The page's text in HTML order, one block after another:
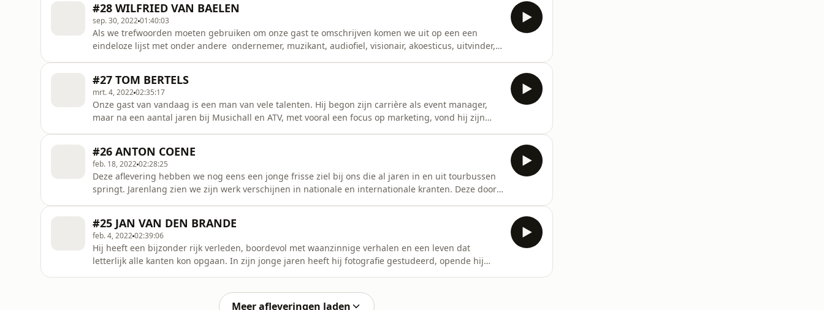
#28 WILFRIED VAN BAELEN
sep. 30, 202201:40:03
Als we trefwoorden moeten gebruiken om onze gast te omschrijven komen we uit op een een
eindeloze lijst met onder andere ondernemer, muzikant, audiofiel, visionair, akoesticus, uitvinder,
producer op meer dan 20
#27 TOM BERTELS
mrt. 4, 202202:35:17
Onze gast van vandaag is een man van vele talenten. Hij begon zijn carrière als event manager,
maar na een aantal jaren bij Musichall en ATV, met vooral een focus op marketing, vond hij zijn
comedy. Binnen deze fi
#26 ANTON COENE
feb. 18, 202202:28:25
Deze aflevering hebben we nog eens een jonge frisse ziel bij ons die al jaren in en uit tourbussen
springt. Jarenlang zien we zijn werk verschijnen in nationale en internationale kranten. Deze door
melancholisch op terug kunne
#25 JAN VAN DEN BRANDE
feb. 4, 202202:39:06
Hij heeft een bijzonder rijk verleden, boordevol met waanzinnige verhalen en een leven dat
letterlijk alle kanten kon opgaan. In zijn jonge jaren heeft hij fotografie gestudeerd, opende hij
Meer afleveringen laden